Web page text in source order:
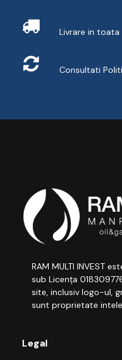
Livrare in toata
Consultati
RAM MULTI INVEST
sub Licența
site, inclusiv logo-ul,
sunt proprietate
Legal